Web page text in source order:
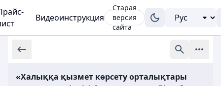
Видеоинструкция
Старая
версия
сайта
«Халыққа қызмет көрсету орталықтары